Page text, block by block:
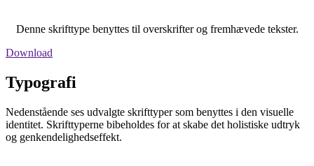
Denne skrifttype benyttes til overskrifter og fremhævede tekster.
Download
Typografi
Nedenstående ses udvalgte skrifttyper som benyttes i den visuelle
identitet. Skrifttyperne bibeholdes for at skabe det holistiske udtryk
og genkendelighedseffekt.